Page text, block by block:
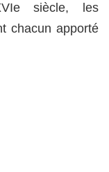
siècle, les
chacun apporté